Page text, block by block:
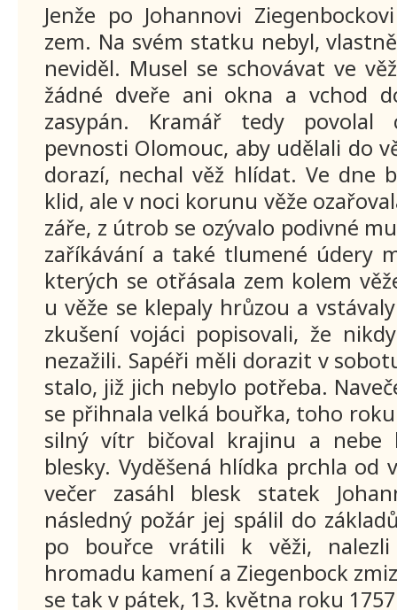
Jenže po Johannovi
zem. Na svém statku nebyl,
neviděl. Musel se schovávat ve
žádné dveře ani okna a vchod
zasypán. Kramář tedy povolal
pevnosti Olomouc, aby udělali do
dorazí, nechal věž hlídat. Ve dne
klid, ale v noci korunu věže
záře, z útrob se ozývalo podivné
zaříkávání a také tlumené údery
kterých se otřásala zem kolem
u věže se klepaly hrůzou a
zkušení vojáci popisovali, že
nezažili. Sapéři měli dorazit v
stalo, již jich nebylo potřeba.
se přihnala velká bouřka, toho
silný vítr bičoval krajinu a nebe
blesky. Vyděšená hlídka prchla od
večer zasáhl blesk statek
následný požár jej spálil do
po bouřce vrátili k věži, nalezli
hromadu kamení a Ziegenbock
se tak v pátek, 13. května roku